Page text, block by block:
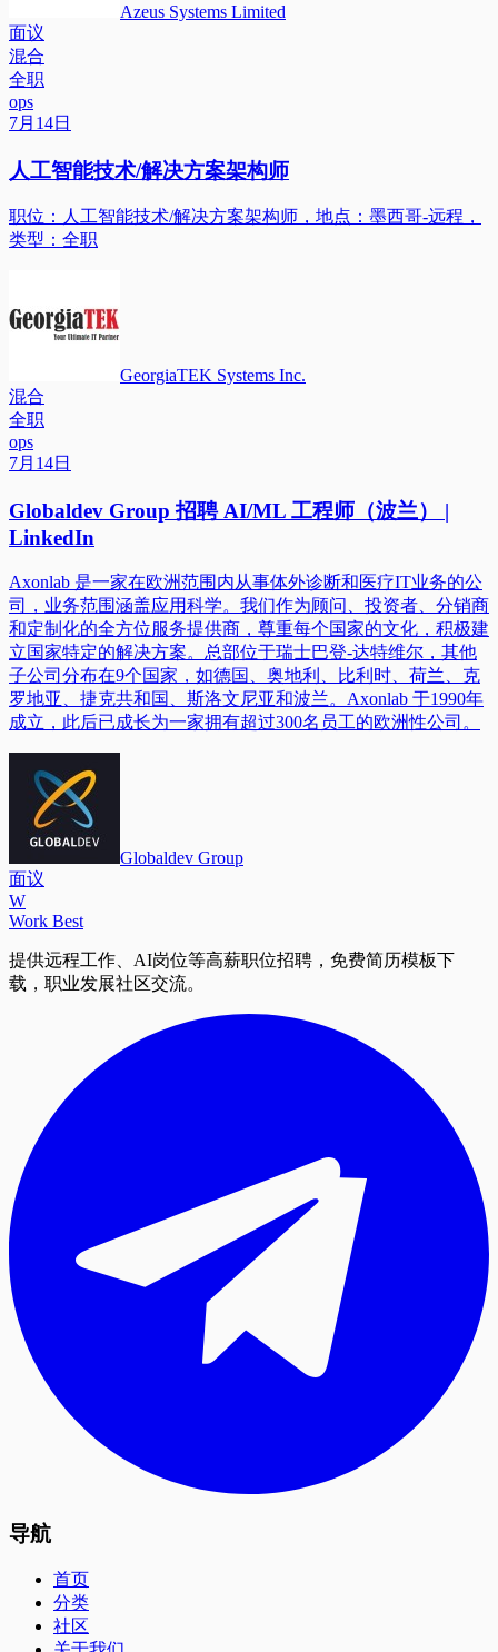
Azeus Systems Limited
面议
混合
全职
ops
7月14日
人工智能技术/解决方案架构师
职位：人工智能技术/解决方案架构师，地点：墨西哥-远程，
类型：全职
GeorgiaTEK Systems Inc.
混合
全职
ops
7月14日
Globaldev Group 招聘 AI/ML 工程师（波兰） |
LinkedIn
Axonlab 是一家在欧洲范围内从事体外诊断和医疗IT业务的公
司，业务范围涵盖应用科学。我们作为顾问、投资者、分销商
和定制化的全方位服务提供商，尊重每个国家的文化，积极建
立国家特定的解决方案。总部位于瑞士巴登-达特维尔，其他
子公司分布在9个国家，如德国、奥地利、比利时、荷兰、克
罗地亚、捷克共和国、斯洛文尼亚和波兰。Axonlab 于1990年
成立，此后已成长为一家拥有超过300名员工的欧洲性公司。
Globaldev Group
面议
W
Work Best
提供远程工作、AI岗位等高薪职位招聘，免费简历模板下
载，职业发展社区交流。
导航
首页
分类
社区